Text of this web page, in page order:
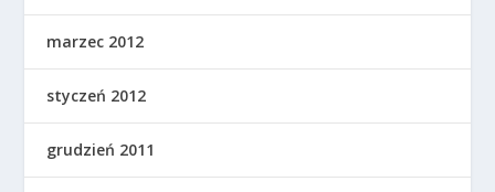
marzec 2012
styczeń 2012
grudzień 2011